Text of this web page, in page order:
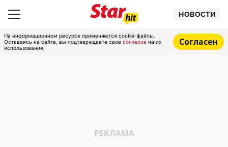
НОВОСТИ
На информационном ресурсе применяются cookie-файлы.
Оставаясь на сайте, вы подтверждаете свое согласие на их
использование.
Согласен